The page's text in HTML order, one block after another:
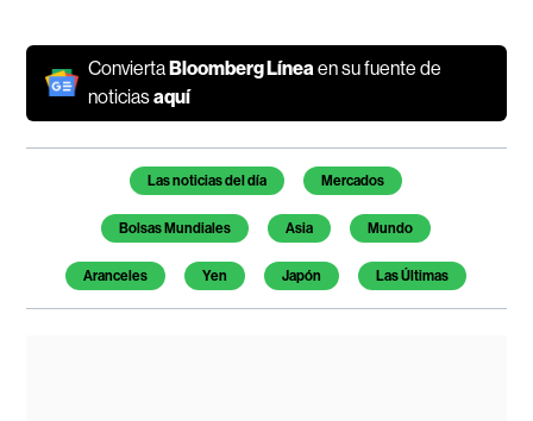
ConviertaBloomberg Línea en su fuente de
noticiasaquí
Temas de este artículo
Las noticias del día Mercados
Bolsas Mundiales Asia Mundo
Aranceles Yen Japón Las Últimas